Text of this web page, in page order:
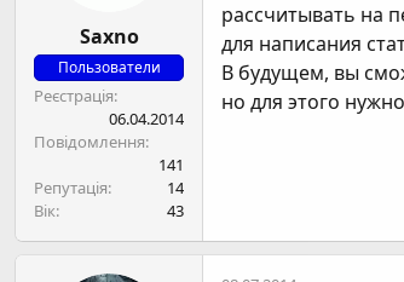
Saxno
Пользователи
Реєстрація
06.04.2014
Повідомлення
141
Репутація
14
Вік
43
рассчитывать на
для написания
В будущем, вы
но для этого